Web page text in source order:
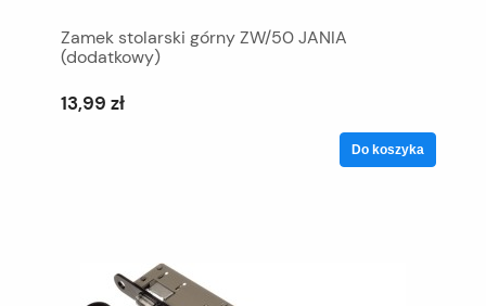
Zamek stolarski górny ZW/50 JANIA
(dodatkowy)
13,99 zł
Do koszyka